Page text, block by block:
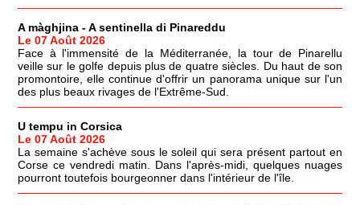
A màghjina - A sentinella di Pinareddu
Le 07 Août 2026
Face à l'immensité de la Méditerranée, la tour de Pinarellu
veille sur le golfe depuis plus de quatre siècles. Du haut de son
promontoire, elle continue d'offrir un panorama unique sur l'un
des plus beaux rivages de l'Extrême-Sud.
U tempu in Corsica
Le 07 Août 2026
La semaine s'achève sous le soleil qui sera présent partout en
Corse ce vendredi matin. Dans l'après-midi, quelques nuages
pourront toutefois bourgeonner dans l'intérieur de l'île.